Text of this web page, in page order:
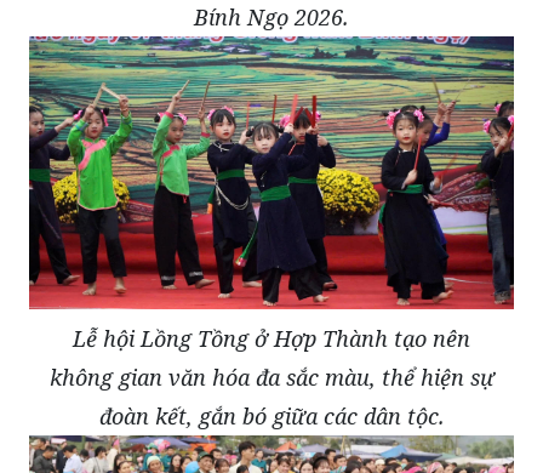
Bính Ngọ 2026.
Lễ hội Lồng Tồng ở Hợp Thành tạo nên
không gian văn hóa đa sắc màu, thể hiện sự
đoàn kết, gắn bó giữa các dân tộc.